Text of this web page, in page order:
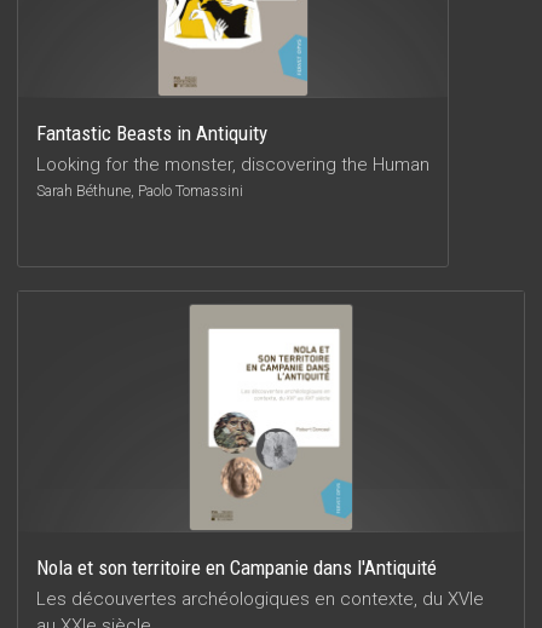
Fantastic Beasts in Antiquity
Looking for the monster, discovering the Human
Sarah Béthune, Paolo Tomassini
Nola et son territoire en Campanie dans l'Antiquité
Les découvertes archéologiques en contexte, du XVIe